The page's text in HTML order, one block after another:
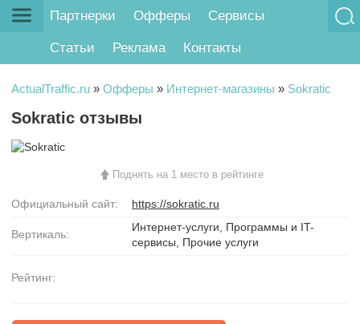
Партнерки Офферы Сервисы
Статьи Реклама Контакты
ActualTraffic.ru » Офферы » Интернет-магазины » Sokratic
Sokratic отзывы
Поднять на 1 место в рейтинге
Официальный сайт: https://sokratic.ru
Вертикаль:
Интернет-услуги, Программы и IT-
сервисы, Прочие услуги
Рейтинг: